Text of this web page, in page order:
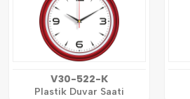
V30-522-K
Plastik Duvar Saati